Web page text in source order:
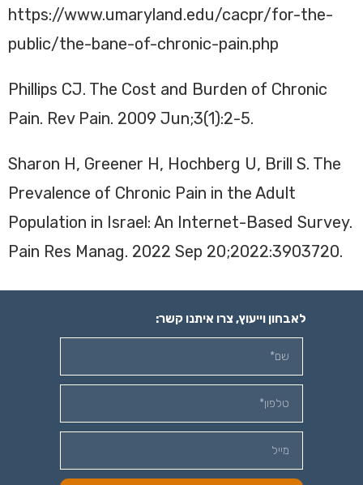
https://www.umaryland.edu/cacpr/for-the-
public/the-bane-of-chronic-pain.php
Phillips CJ. The Cost and Burden of Chronic
Pain. Rev Pain. 2009 Jun;3(1):2-5.
Sharon H, Greener H, Hochberg U, Brill S. The
Prevalence of Chronic Pain in the Adult
Population in Israel: An Internet-Based Survey.
Pain Res Manag. 2022 Sep 20;2022:3903720.
לאבחון וייעוץ, צרו איתנו קשר: